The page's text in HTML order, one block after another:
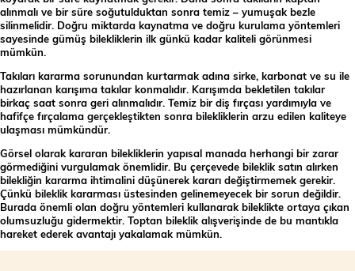
alınmalı ve bir süre soğutulduktan sonra temiz – yumuşak bezle
silinmelidir. Doğru miktarda kaynatma ve doğru kurulama yöntemleri
sayesinde gümüş bilekliklerin ilk günkü kadar kaliteli görünmesi
mümkün.
Takıları kararma sorunundan kurtarmak adına sirke, karbonat ve su ile
hazırlanan karışıma takılar konmalıdır. Karışımda bekletilen takılar
birkaç saat sonra geri alınmalıdır. Temiz bir diş fırçası yardımıyla ve
hafifçe fırçalama gerçekleştikten sonra bilekliklerin arzu edilen kaliteye
ulaşması mümkündür.
Görsel olarak kararan bilekliklerin yapısal manada herhangi bir zarar
görmediğini vurgulamak önemlidir. Bu çerçevede bileklik satın alırken
bilekliğin kararma ihtimalini düşünerek kararı değiştirmemek gerekir.
Çünkü bileklik kararması üstesinden gelinemeyecek bir sorun değildir.
Burada önemli olan doğru yöntemleri kullanarak bileklikte ortaya çıkan
olumsuzluğu gidermektir. Toptan bileklik alışverişinde de bu mantıkla
hareket ederek avantajı yakalamak mümkün.